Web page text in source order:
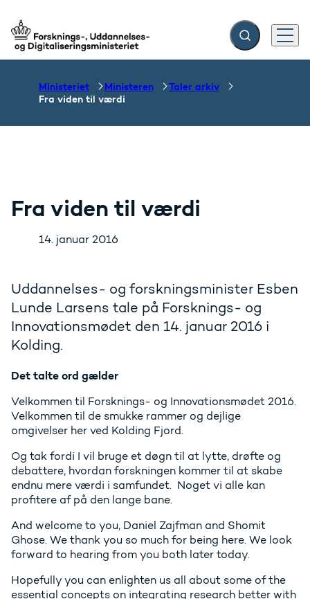
Gå til forsiden Fold søgefelt ud
Menu
Ministeriet Ministeren
Taler arkiv
Fra viden til værdi
Fra viden til værdi
14. januar 2016
Uddannelses- og forskningsminister Esben
Lunde Larsens tale på Forsknings- og
Innovationsmødet den 14. januar 2016 i
Kolding.
Det talte ord gælder
Velkommen til Forsknings- og Innovationsmødet 2016.
Velkommen til de smukke rammer og dejlige
omgivelser her ved Kolding Fjord.
Og tak fordi I vil bruge et døgn til at lytte, drøfte og
debattere, hvordan forskningen kommer til at skabe
endnu mere værdi i samfundet. Noget vi alle kan
profitere af på den lange bane.
And welcome to you, Daniel Zajfman and Shomit
Ghose. We thank you so much for being here. We look
forward to hearing from you both later today.
Hopefully you can enlighten us all about some of the
essential concepts on integrating research better with